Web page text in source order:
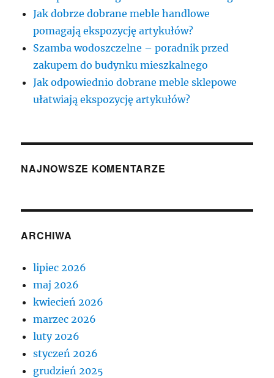
Jak dobrze dobrane meble handlowe
pomagają ekspozycję artykułów?
Szamba wodoszczelne – poradnik przed
zakupem do budynku mieszkalnego
Jak odpowiednio dobrane meble sklepowe
ułatwiają ekspozycję artykułów?
NAJNOWSZE KOMENTARZE
ARCHIWA
lipiec 2026
maj 2026
kwiecień 2026
marzec 2026
luty 2026
styczeń 2026
grudzień 2025